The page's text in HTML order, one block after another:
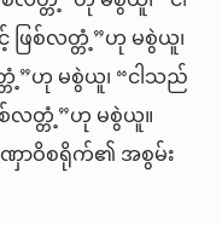
ြစ်လတ္တံ့”ဟု မစွဲယူ၊
ဟု မစွဲယူ၊ “ငါသည်
စ်လတ္တံ့”ဟု မစွဲယူ။
ာဝိစရိုက်၏ အစွမ်း